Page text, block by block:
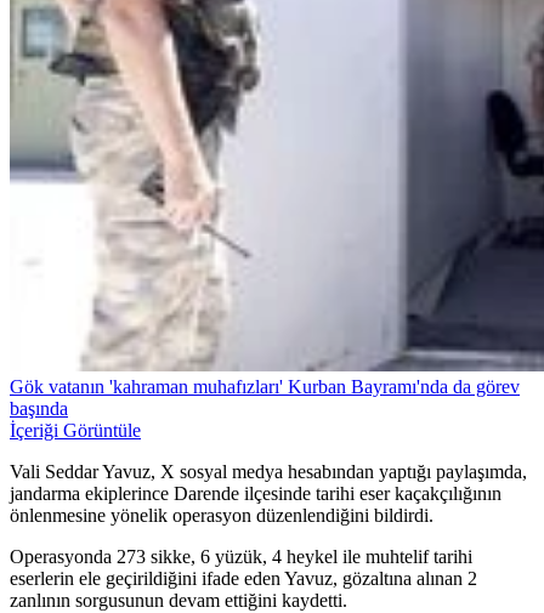
Gök vatanın 'kahraman muhafızları' Kurban Bayramı'nda da görev
başında
İçeriği Görüntüle
Vali Seddar Yavuz, X sosyal medya hesabından yaptığı paylaşımda,
jandarma ekiplerince Darende ilçesinde tarihi eser kaçakçılığının
önlenmesine yönelik operasyon düzenlendiğini bildirdi.
Operasyonda 273 sikke, 6 yüzük, 4 heykel ile muhtelif tarihi
eserlerin ele geçirildiğini ifade eden Yavuz, gözaltına alınan 2
zanlının sorgusunun devam ettiğini kaydetti.